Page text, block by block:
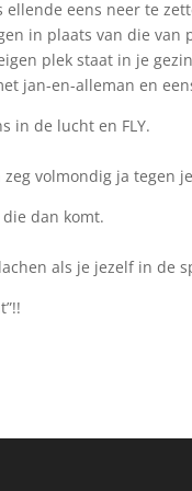
ellende eens neer te
in plaats van die van
plek staat in je
jan-en-alleman en
in de lucht en FLY.
volmondig ja tegen
die dan komt.
als je jezelf in de